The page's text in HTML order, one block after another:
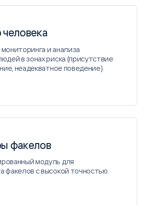
и анализа
в зонах риска (присутствие
неадекватное поведение)
факелов
модуль для
факелов с высокой точностью.